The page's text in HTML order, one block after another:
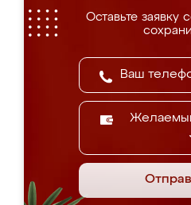
Оставьте заявку